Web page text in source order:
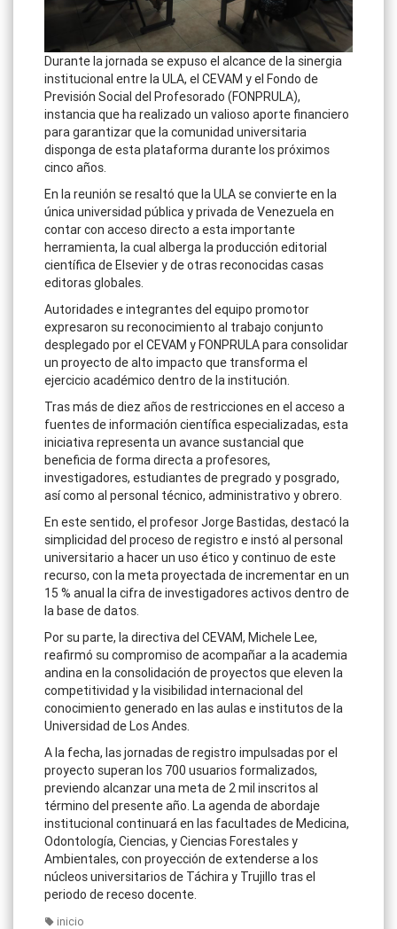
Durante la jornada se expuso el alcance de la sinergia
institucional entre la ULA, el CEVAM y el Fondo de
Previsión Social del Profesorado (FONPRULA),
instancia que ha realizado un valioso aporte financiero
para garantizar que la comunidad universitaria
disponga de esta plataforma durante los próximos
cinco años.
En la reunión se resaltó que la ULA se convierte en la
única universidad pública y privada de Venezuela en
contar con acceso directo a esta importante
herramienta, la cual alberga la producción editorial
científica de Elsevier y de otras reconocidas casas
editoras globales.
Autoridades e integrantes del equipo promotor
expresaron su reconocimiento al trabajo conjunto
desplegado por el CEVAM y FONPRULA para consolidar
un proyecto de alto impacto que transforma el
ejercicio académico dentro de la institución.
Tras más de diez años de restricciones en el acceso a
fuentes de información científica especializadas, esta
iniciativa representa un avance sustancial que
beneficia de forma directa a profesores,
investigadores, estudiantes de pregrado y posgrado,
así como al personal técnico, administrativo y obrero.
En este sentido, el profesor Jorge Bastidas, destacó la
simplicidad del proceso de registro e instó al personal
universitario a hacer un uso ético y continuo de este
recurso, con la meta proyectada de incrementar en un
15 % anual la cifra de investigadores activos dentro de
la base de datos.
Por su parte, la directiva del CEVAM, Michele Lee,
reafirmó su compromiso de acompañar a la academia
andina en la consolidación de proyectos que eleven la
competitividad y la visibilidad internacional del
conocimiento generado en las aulas e institutos de la
Universidad de Los Andes.
A la fecha, las jornadas de registro impulsadas por el
proyecto superan los 700 usuarios formalizados,
previendo alcanzar una meta de 2 mil inscritos al
término del presente año. La agenda de abordaje
institucional continuará en las facultades de Medicina,
Odontología, Ciencias, y Ciencias Forestales y
Ambientales, con proyección de extenderse a los
núcleos universitarios de Táchira y Trujillo tras el
periodo de receso docente.
inicio